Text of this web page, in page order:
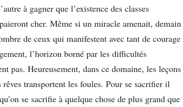
à gagner que l’existence des classes
cher. Même si un miracle amenait, demain
de ceux qui manifestent avec tant de courage
l’horizon borné par les difficultés
pas. Heureusement, dans ce domaine, les leçons
transportent les foules. Pour se sacrifier il
se sacrifie à quelque chose de plus grand que